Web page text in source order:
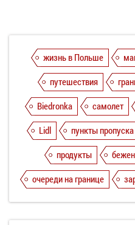
жизнь в Польше
путешествия
Biedronka
самолет
Lidl
пункты пропуска
продукты
очереди на границе